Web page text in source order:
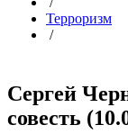
Терроризм
/
Сергей
совесть